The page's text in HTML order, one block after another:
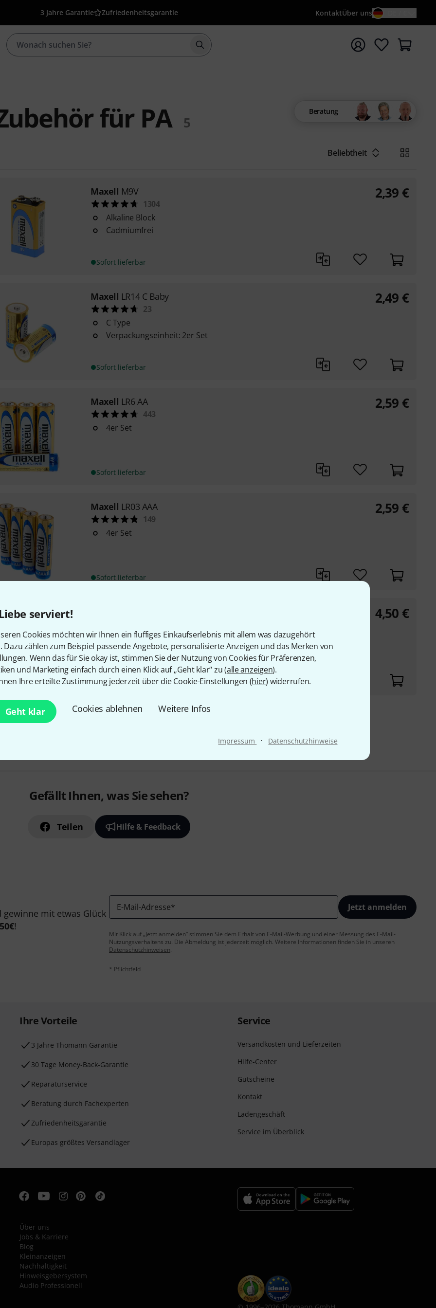
serviert!
Cookies möchten wir Ihnen ein fluffiges Einkaufserlebnis mit allem was dazugehört
Dazu zählen zum Beispiel passende Angebote, personalisierte Anzeigen und das Merken von
Wenn das für Sie okay ist, stimmen Sie der Nutzung von Cookies für Präferenzen,
und Marketing einfach durch einen Klick auf „Geht klar“ zu (alle anzeigen).
Ihre erteilte Zustimmung jederzeit über die Cookie-Einstellungen (hier) widerrufen.
Geht klar Cookies ablehnen Weitere Infos
Impressum · Datenschutzhinweise
3 Jahre Garantie Zufriedenheitsgarantie KontaktÜber uns
Suche mit Suchwort {searchTerm} starten
für PA 5
Beratung
Beliebtheit
Maxell M9V
1304
Alkaline Block
Cadmiumfrei
Sofort lieferbar
2,39 €
Maxell LR14 C Baby
23
C Type
Verpackungseinheit: 2er Set
Sofort lieferbar
2,49 €
Maxell LR6 AA
443
4er Set
Sofort lieferbar
2,59 €
Maxell LR03 AAA
149
4er Set
Sofort lieferbar
2,59 €
D Type
Verpackungseinheit: 2er Set
Sofort lieferbar
4,50 €
Gefällt Ihnen, was Sie sehen?
Teilen Hilfe & Feedback
mit etwas Glück
50€!
E-Mail-Adresse* Jetzt anmelden
Mit Klick auf „Jetzt anmelden“ stimmen Sie dem Erhalt von E-Mail-Werbung und einer Messung des E-Mail-
Nutzungsverhaltens zu. Die Abmeldung ist jederzeit möglich. Weitere Informationen finden Sie in unseren
Datenschutzhinweisen.
* Pflichtfeld
Ihre Vorteile
3 Jahre Thomann Garantie
30 Tage Money-Back-Garantie
Reparaturservice
Beratung durch Fachexperten
Zufriedenheitsgarantie
Europas größtes Versandlager
Service
Versandkosten und Lieferzeiten
Hilfe-Center
Gutscheine
Kontakt
Ladengeschäft
Service im Überblick
Über uns
Jobs & Karriere
Blog
Kleinanzeigen
Nachhaltigkeit
Hinweisgebersystem
Audio Professionell